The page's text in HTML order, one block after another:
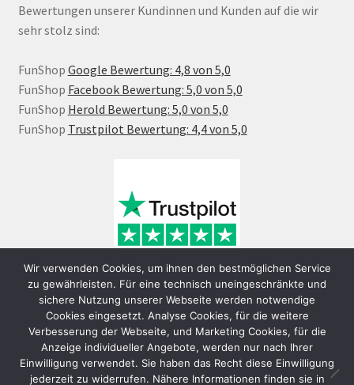
Bewertungen unserer Kundinnen und Kunden auf die wir
sehr stolz sind:
FunShop Google Bewertung: 4,8 von 5,0
FunShop Facebook Bewertung: 5,0 von 5,0
FunShop Herold Bewertung: 5,0 von 5,0
FunShop Trustpilot Bewertung: 4,4 von 5,0
Wir verwenden Cookies, um ihnen den bestmöglichen Service
zu gewährleisten. Für eine technisch uneingeschränkte und
sichere Nutzung unserer Webseite werden notwendige
Cookies eingesetzt. Analyse Cookies, für die weitere
Verbesserung der Webseite, und Marketing Cookies, für die
Anzeige individueller Angebote, werden nur nach Ihrer
Einwilligung verwendet. Sie haben das Recht diese Einwilligung
jederzeit zu widerrufen. Nähere Informationen finden sie in